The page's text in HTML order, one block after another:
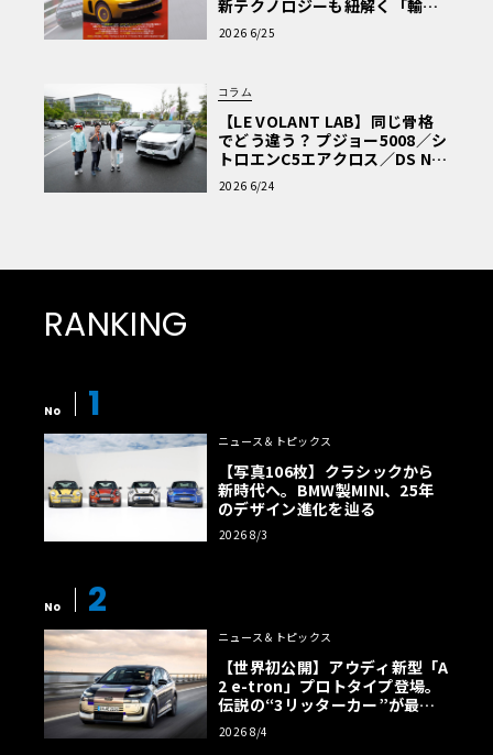
新テクノロジーも紐解く「輸入
車Q&A」
2026 6/25
コラム
【LE VOLANT LAB】同じ骨格
でどう違う？ プジョー5008／シ
トロエンC5エアクロス／DS Nº4
読者一気乗りレポート
2026 6/24
RANKING
No 1
ニュース＆トピックス
【写真106枚】クラシックから
新時代へ。BMW製MINI、25年
のデザイン進化を辿る
2026 8/3
No 2
ニュース＆トピックス
【世界初公開】アウディ新型「A
2 e-tron」プロトタイプ登場。
伝説の“3リッターカー”が最高
効率エントリーBEVとして復活
【画像38枚】
2026 8/4